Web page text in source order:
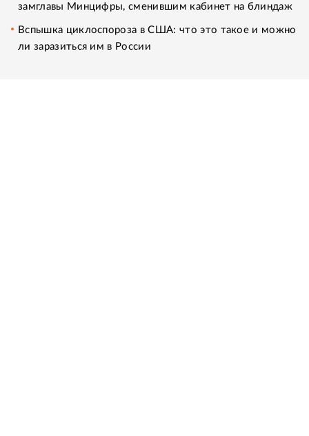
замглавы Минцифры, сменившим кабинет на блиндаж
Вспышка циклоспороза в США: что это такое и можно
ли заразиться им в России